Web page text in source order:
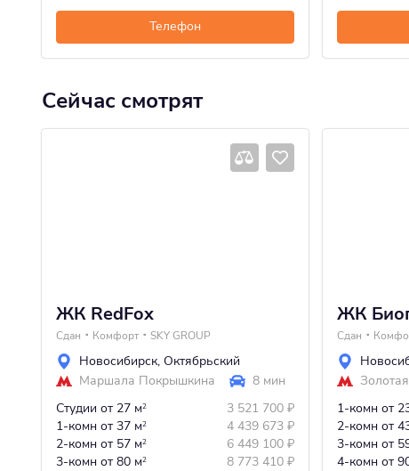
Телефон
Сейчас смотрят
ЖК RedFox
Сдан Комфорт SKY GROUP
Новосибирск, Октябрьский
Маршала Покрышкина
8 мин
Студии от 27 м2 3 521 700 ₽
1-комн от 37 м2 4 439 673 ₽
2-комн от 57 м2 6 449 100 ₽
3-комн от 80 м2 8 773 410 ₽
ЖК
Сдан
1-комн от
2-комн от
3-комн от
4-комн от